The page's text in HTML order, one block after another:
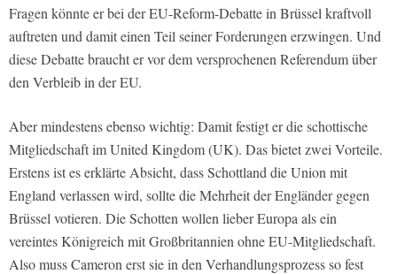
Fragen könnte er bei der EU-Reform-Debatte in Brüssel kraftvoll
auftreten und damit einen Teil seiner Forderungen erzwingen. Und
diese Debatte braucht er vor dem versprochenen Referendum über
den Verbleib in der EU.
Aber mindestens ebenso wichtig: Damit festigt er die schottische
Mitgliedschaft im United Kingdom (UK). Das bietet zwei Vorteile.
Erstens ist es erklärte Absicht, dass Schottland die Union mit
England verlassen wird, sollte die Mehrheit der Engländer gegen
Brüssel votieren. Die Schotten wollen lieber Europa als ein
vereintes Königreich mit Großbritannien ohne EU-Mitgliedschaft.
Also muss Cameron erst sie in den Verhandlungsprozess so fest